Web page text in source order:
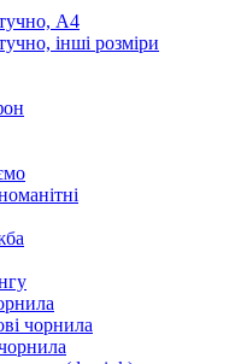
А4
інші розміри
чорнила